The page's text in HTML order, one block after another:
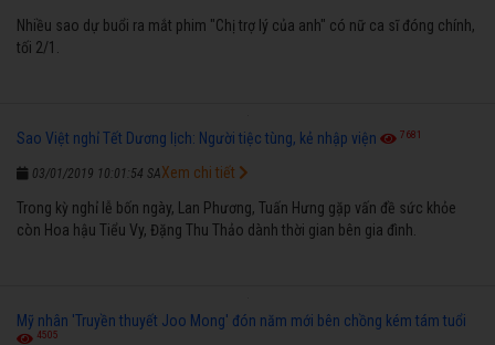
Nhiều sao dự buổi ra mắt phim "Chị trợ lý của anh" có nữ ca sĩ đóng chính,
tối 2/1.
Sao Việt nghỉ Tết Dương lịch: Người tiệc tùng, kẻ nhập viện 7681
03/01/2019 10:01:54 SA
Trong kỳ nghỉ lễ bốn ngày, Lan Phương, Tuấn Hưng gặp vấn đề sức khỏe
còn Hoa hậu Tiểu Vy, Đặng Thu Thảo dành thời gian bên gia đình.
Xem chi tiết
Mỹ nhân 'Truyền thuyết Joo Mong' đón năm mới bên chồng kém tám tuổi
4505